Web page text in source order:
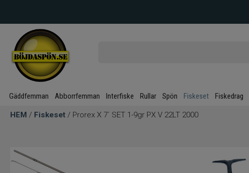
Gäddfemman Abborrfemman Interfiske Rullar Spön Fiskeset Fiskedrag
HEM / Fiskeset / Prorex X 7´ SET 1-9gr PX V 22LT 2000